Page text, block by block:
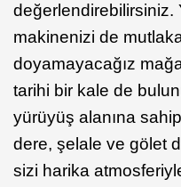
değerlendirebilirsiniz.
makinenizi de
doyamayacağız
tarihi bir kale de
yürüyüş alanına
dere, şelale ve gölet
sizi harika